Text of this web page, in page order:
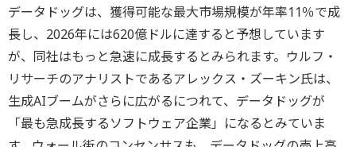
データドッグは、獲得可能な最大市場規模が年率11％で成
長し、2026年には620億ドルに達すると予想しています
が、同社はもっと急速に成長するとみられます。ウルフ・
リサーチのアナリストであるアレックス・ズーキン氏は、
生成AIブームがさらに広がるにつれて、データドッグが
「最も急成長するソフトウェア企業」になるとみていま